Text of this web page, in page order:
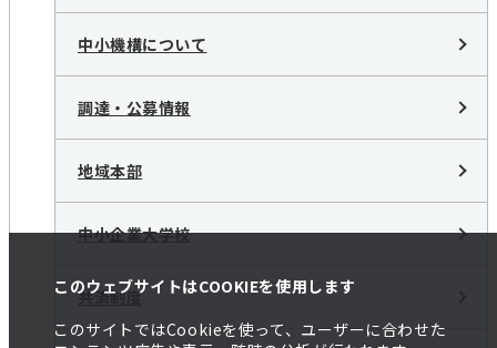
このウェブサイトはCOOKIEを使用します
このサイトではCookieを使って、ユーザーに合わせた
中小機構について
調達・公募情報
地域本部
中小企業大学校
共済制度